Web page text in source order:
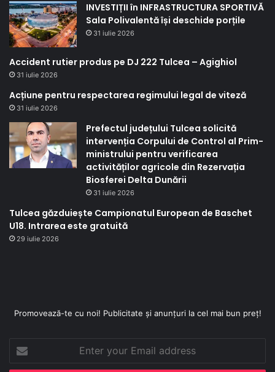
INVESTIȚII în INFRASTRUCTURA SPORTIVĂ
Sala Polivalentă își deschide porțile
31 iulie 2026
Accident rutier produs pe DJ 222 Tulcea – Agighiol
31 iulie 2026
Acțiune pentru respectarea regimului legal de viteză
31 iulie 2026
Prefectul județului Tulcea solicită
intervenția Corpului de Control al Prim-
ministrului pentru verificarea
activităților agricole din Rezervația
Biosferei Delta Dunării
31 iulie 2026
Tulcea găzduiește Campionatul European de Baschet
U18. Intrarea este gratuită
29 iulie 2026
Promovează-te cu noi! Publicitate și anunțuri la cel mai bun preț!
your